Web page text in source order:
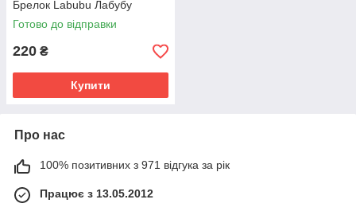
Брелок Labubu Лабубу
Готово до відправки
220 ₴
Купити
Про нас
100% позитивних з 971 відгука за рік
Працює з 13.05.2012